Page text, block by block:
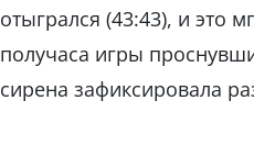
отыгрался (43:43), и это
получаса игры
сирена зафиксировала